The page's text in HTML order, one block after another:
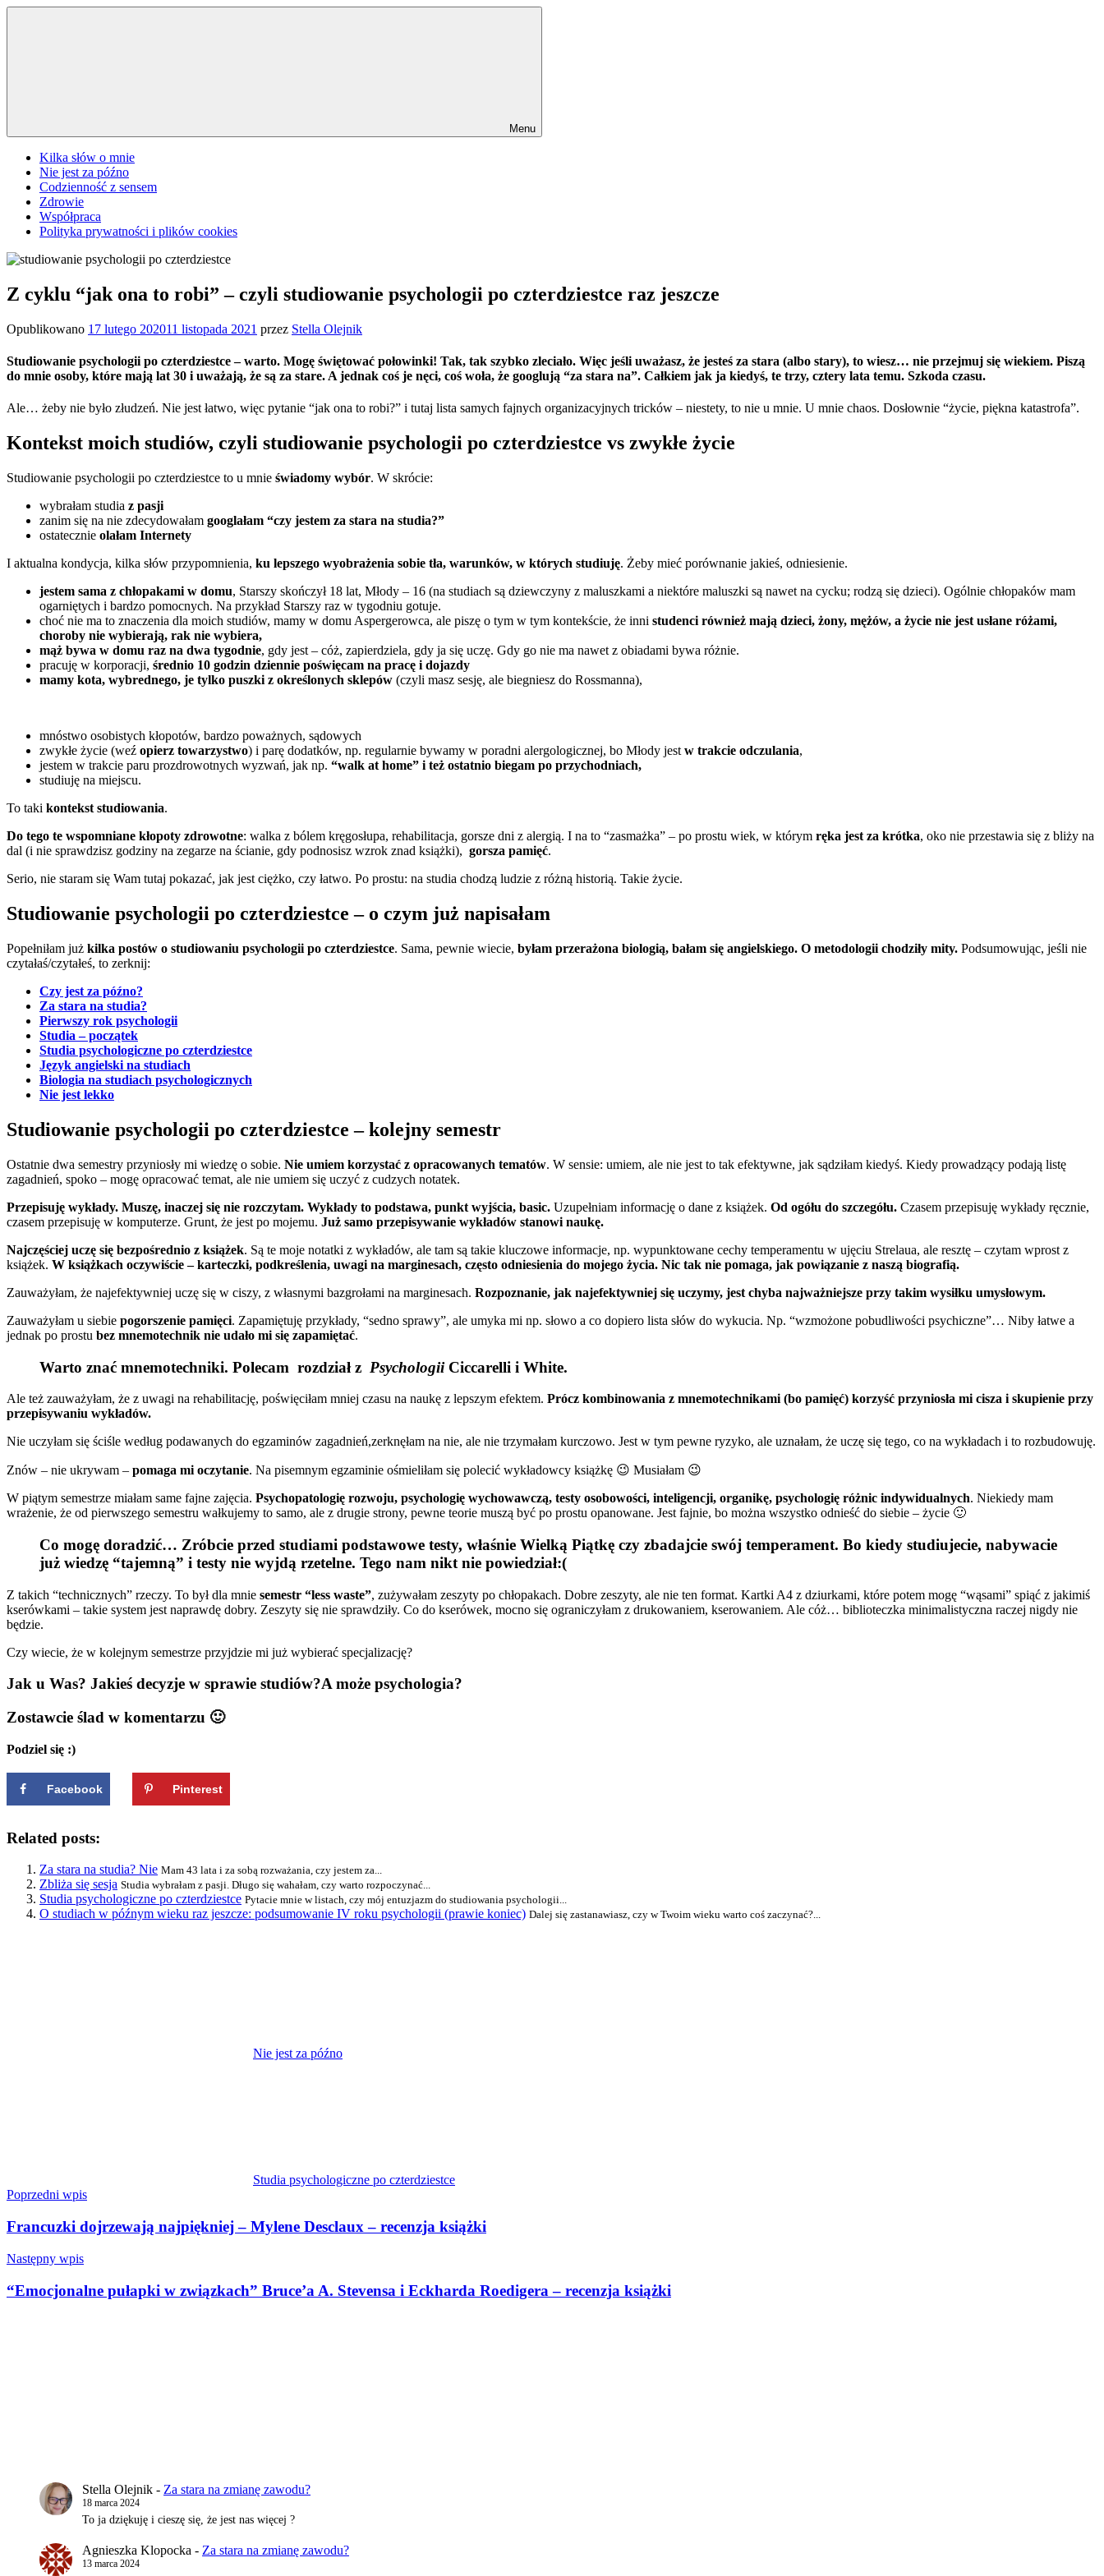
Przejdź
Menu
Kilka słów o mnie
Nie jest za późno
Codzienność z sensem
Zdrowie
Współpraca
Polityka prywatności i plików cookies
Z cyklu “jak ona to robi” – czyli studiowanie psychologii po czterdziestce raz jeszcze
Opublikowano 17 lutego 202011 listopada 2021 przez Stella Olejnik
Studiowanie psychologii po czterdziestce – warto. Mogę świętować połowinki! Tak, tak szybko zleciało. Więc jeśli uważasz, że jesteś za stara (albo stary), to wiesz… nie przejmuj się wiekiem. Piszą
do mnie osoby, które mają lat 30 i uważają, że są za stare. A jednak coś je nęci, coś woła, że googlują “za stara na”. Całkiem jak ja kiedyś, te trzy, cztery lata temu. Szkoda czasu.
Ale… żeby nie było złudzeń. Nie jest łatwo, więc pytanie “jak ona to robi?” i tutaj lista samych fajnych organizacyjnych tricków – niestety, to nie u mnie. U mnie chaos. Dosłownie “życie, piękna katastrofa”.
Kontekst moich studiów, czyli studiowanie psychologii po czterdziestce vs zwykłe życie
Studiowanie psychologii po czterdziestce to u mnie świadomy wybór. W skrócie:
wybrałam studia z pasji
zanim się na nie zdecydowałam googlałam “czy jestem za stara na studia?”
ostatecznie olałam Internety
I aktualna kondycja, kilka słów przypomnienia, ku lepszego wyobrażenia sobie tła, warunków, w których studiuję. Żeby mieć porównanie jakieś, odniesienie.
jestem sama z chłopakami w domu, Starszy skończył 18 lat, Młody – 16 (na studiach są dziewczyny z maluszkami a niektóre maluszki są nawet na cycku; rodzą się dzieci). Ogólnie chłopaków mam
ogarniętych i bardzo pomocnych. Na przykład Starszy raz w tygodniu gotuje.
choć nie ma to znaczenia dla moich studiów, mamy w domu Aspergerowca, ale piszę o tym w tym kontekście, że inni studenci również mają dzieci, żony, mężów, a życie nie jest usłane różami,
choroby nie wybierają, rak nie wybiera,
mąż bywa w domu raz na dwa tygodnie, gdy jest – cóż, zapierdziela, gdy ja się uczę. Gdy go nie ma nawet z obiadami bywa różnie.
pracuję w korporacji, średnio 10 godzin dziennie poświęcam na pracę i dojazdy
mamy kota, wybrednego, je tylko puszki z określonych sklepów (czyli masz sesję, ale biegniesz do Rossmanna),
mnóstwo osobistych kłopotów, bardzo poważnych, sądowych
zwykłe życie (weź opierz towarzystwo) i parę dodatków, np. regularnie bywamy w poradni alergologicznej, bo Młody jest w trakcie odczulania,
jestem w trakcie paru prozdrowotnych wyzwań, jak np. “walk at home” i też ostatnio biegam po przychodniach,
studiuję na miejscu.
To taki kontekst studiowania.
Do tego te wspomniane kłopoty zdrowotne: walka z bólem kręgosłupa, rehabilitacja, gorsze dni z alergią. I na to “zasmażka” – po prostu wiek, w którym ręka jest za krótka, oko nie przestawia się z bliży na
dal (i nie sprawdzisz godziny na zegarze na ścianie, gdy podnosisz wzrok znad książki), gorsza pamięć.
Serio, nie staram się Wam tutaj pokazać, jak jest ciężko, czy łatwo. Po prostu: na studia chodzą ludzie z różną historią. Takie życie.
Studiowanie psychologii po czterdziestce – o czym już napisałam
Popełniłam już kilka postów o studiowaniu psychologii po czterdziestce. Sama, pewnie wiecie, byłam przerażona biologią, bałam się angielskiego. O metodologii chodziły mity. Podsumowując, jeśli nie
czytałaś/czytałeś, to zerknij:
Czy jest za późno?
Za stara na studia?
Pierwszy rok psychologii
Studia – początek
Studia psychologiczne po czterdziestce
Język angielski na studiach
Biologia na studiach psychologicznych
Nie jest lekko
Studiowanie psychologii po czterdziestce – kolejny semestr
Ostatnie dwa semestry przyniosły mi wiedzę o sobie. Nie umiem korzystać z opracowanych tematów. W sensie: umiem, ale nie jest to tak efektywne, jak sądziłam kiedyś. Kiedy prowadzący podają listę
zagadnień, spoko – mogę opracować temat, ale nie umiem się uczyć z cudzych notatek.
Przepisuję wykłady. Muszę, inaczej się nie rozczytam. Wykłady to podstawa, punkt wyjścia, basic. Uzupełniam informację o dane z książek. Od ogółu do szczegółu. Czasem przepisuję wykłady ręcznie,
czasem przepisuję w komputerze. Grunt, że jest po mojemu. Już samo przepisywanie wykładów stanowi naukę.
Najczęściej uczę się bezpośrednio z książek. Są te moje notatki z wykładów, ale tam są takie kluczowe informacje, np. wypunktowane cechy temperamentu w ujęciu Strelaua, ale resztę – czytam wprost z
książek. W książkach oczywiście – karteczki, podkreślenia, uwagi na marginesach, często odniesienia do mojego życia. Nic tak nie pomaga, jak powiązanie z naszą biografią.
Zauważyłam, że najefektywniej uczę się w ciszy, z własnymi bazgrołami na marginesach. Rozpoznanie, jak najefektywniej się uczymy, jest chyba najważniejsze przy takim wysiłku umysłowym.
Zauważyłam u siebie pogorszenie pamięci. Zapamiętuję przykłady, “sedno sprawy”, ale umyka mi np. słowo a co dopiero lista słów do wykucia. Np. “wzmożone pobudliwości psychiczne”… Niby łatwe a
jednak po prostu bez mnemotechnik nie udało mi się zapamiętać.
Warto znać mnemotechniki. Polecam rozdział z PsychologiiCiccarelli i White.
Ale też zauważyłam, że z uwagi na rehabilitację, poświęciłam mniej czasu na naukę z lepszym efektem. Prócz kombinowania z mnemotechnikami (bo pamięć) korzyść przyniosła mi cisza i skupienie przy
przepisywaniu wykładów.
Nie uczyłam się ściśle według podawanych do egzaminów zagadnień,zerknęłam na nie, ale nie trzymałam kurczowo. Jest w tym pewne ryzyko, ale uznałam, że uczę się tego, co na wykładach i to rozbudowuję.
Znów – nie ukrywam – pomaga mi oczytanie. Na pisemnym egzaminie ośmieliłam się polecić wykładowcy książkę 😉 Musiałam 😉
W piątym semestrze miałam same fajne zajęcia. Psychopatologię rozwoju, psychologię wychowawczą, testy osobowości, inteligencji, organikę, psychologię różnic indywidualnych. Niekiedy mam
wrażenie, że od pierwszego semestru wałkujemy to samo, ale z drugie strony, pewne teorie muszą być po prostu opanowane. Jest fajnie, bo można wszystko odnieść do siebie – życie 🙂
Co mogę doradzić… Zróbcie przed studiami podstawowe testy, właśnie Wielką Piątkę czy zbadajcie swój temperament. Bo kiedy studiujecie, nabywacie
już wiedzę “tajemną” i testy nie wyjdą rzetelne. Tego nam nikt nie powiedział:(
Z takich “technicznych” rzeczy. To był dla mnie semestr “less waste”, zużywałam zeszyty po chłopakach. Dobre zeszyty, ale nie ten format. Kartki A4 z dziurkami, które potem mogę “wąsami” spiąć z jakimiś
kserówkami – takie system jest naprawdę dobry. Zeszyty się nie sprawdziły. Co do kserówek, mocno się ograniczyłam z drukowaniem, kserowaniem. Ale cóż… biblioteczka minimalistyczna raczej nigdy nie
będzie.
Czy wiecie, że w kolejnym semestrze przyjdzie mi już wybierać specjalizację?
Jak u Was? Jakieś decyzje w sprawie studiów?A może psychologia?
Zostawcie ślad w komentarzu 🙂
Podziel się :)
Facebook Pinterest
Related posts:
Za stara na studia? Nie Mam 43 lata i za sobą rozważania, czy jestem za...
Zbliża się sesja Studia wybrałam z pasji. Długo się wahałam, czy warto rozpoczynać...
Studia psychologiczne po czterdziestce Pytacie mnie w listach, czy mój entuzjazm do studiowania psychologii...
O studiach w późnym wieku raz jeszcze: podsumowanie IV roku psychologii (prawie koniec) Dalej się zastanawiasz, czy w Twoim wieku warto coś zaczynać?...
Nie jest za późno
Studia psychologiczne po czterdziestce
Nawigacja
wpisu
Poprzedni wpis
Francuzki dojrzewają najpiękniej – Mylene Desclaux – recenzja książki
Następny wpis
“Emocjonalne pułapki w związkach” Bruce’a A. Stevensa i Eckharda Roedigera – recenzja książki
Stella Olejnik - Za stara na zmianę zawodu?
18 marca 2024
To ja dziękuję i cieszę się, że jest nas więcej ?
Agnieszka Klopocka - Za stara na zmianę zawodu?
13 marca 2024